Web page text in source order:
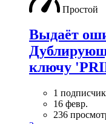
Простой
Выдаёт
ключу
1 подписчик
16 февр.
236